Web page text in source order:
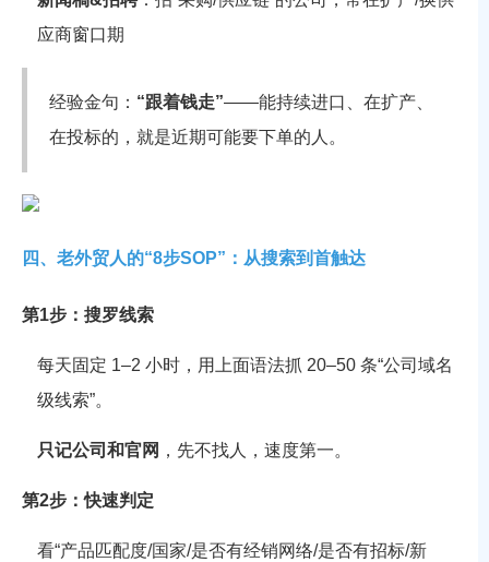
应商窗口期
经验金句： “跟着钱走”——能持续进口、在扩产、
在投标的，就是近期可能要下单的人。
四、老外贸人的“8步SOP”：从搜索到首触达
第1步：搜罗线索
每天固定 1–2 小时，用上面语法抓 20–50 条“公司域名
级线索”。
只记公司和官网 ，先不找人，速度第一。
第2步：快速判定
看“产品匹配度/国家/是否有经销网络/是否有招标/新